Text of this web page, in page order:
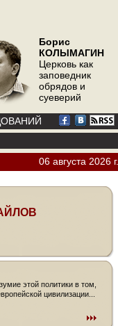
Борис
КОЛЫМАГИН
Церковь как
заповедник
обрядов и
суеверий
06 августа 2026 г.
этой политики в том,
цивилизации...